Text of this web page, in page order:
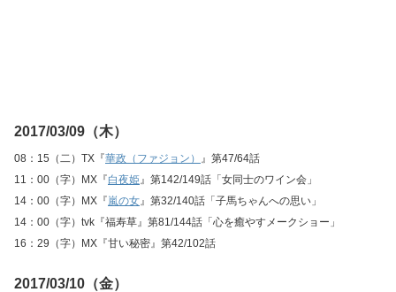
2017/03/09（木）
08：15（二）TX『華政（ファジョン） 』第47/64話
11：00（字）MX『白夜姫』第142/149話「女同士のワイン会」
14：00（字）MX『嵐の女』第32/140話「子馬ちゃんへの思い」
14：00（字）tvk『福寿草』第81/144話「心を癒やすメークショー」
16：29（字）MX『甘い秘密』第42/102話
2017/03/10（金）